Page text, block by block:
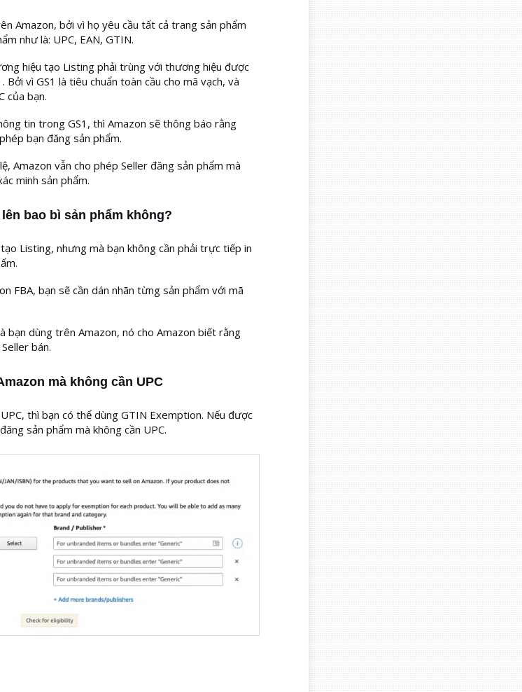
Amazon, bởi vì họ yêu cầu tất cả trang sản phẩm
như là: UPC, EAN, GTIN.
hiệu tạo Listing phải trùng với thương hiệu được
vì GS1 là tiêu chuẩn toàn cầu cho mã vạch, và
của bạn.
tin trong GS1, thì Amazon sẽ thông báo rằng
bạn đăng sản phẩm.
Amazon vẫn cho phép Seller đăng sản phẩm mà
minh sản phẩm.
bao bì sản phẩm không?
Listing, nhưng mà bạn không cần phải trực tiếp in
FBA, bạn sẽ cần dán nhãn từng sản phẩm với mã
bạn dùng trên Amazon, nó cho Amazon biết rằng
bán.
mà không cần UPC
thì bạn có thể dùng GTIN Exemption. Nếu được
sản phẩm mà không cần UPC.